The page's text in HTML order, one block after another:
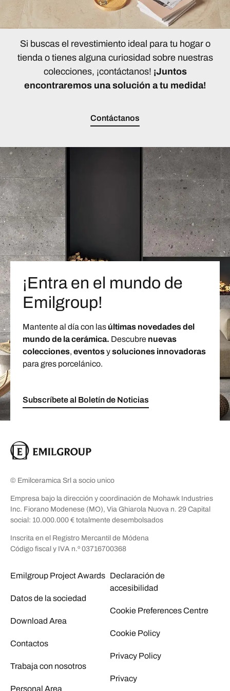
Si buscas el revestimiento ideal para tu hogar o
tienda o tienes alguna curiosidad sobre nuestras
colecciones, ¡contáctanos! ¡Juntos
encontraremos una solución a tu medida!
Contáctanos
¡Entra en el mundo de
Emilgroup!
Mantente al día con las últimas novedades del
mundo de la cerámica. Descubre nuevas
colecciones, eventosysoluciones innovadoras
para gres porcelánico.
Subscríbete al Boletín de Noticias
© Emilceramica Srl a socio unico
Empresa bajo la dirección y coordinación de Mohawk Industries
Inc. Fiorano Modenese (MO), Via Ghiarola Nuova n. 29 Capital
social: 10.000.000 € totalmente desembolsados
Inscrita en el Registro Mercantil de Módena
Código fiscal y IVA n.º 03716700368
Emilgroup Project Awards
Datos de la sociedad
Download Area
Contactos
Trabaja con nosotros
Personal Area
Declaración de
accesibilidad
Cookie Preferences Centre
Cookie Policy
Privacy Policy
Privacy